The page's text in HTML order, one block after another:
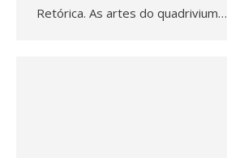
Retórica. As artes do quadrivium…